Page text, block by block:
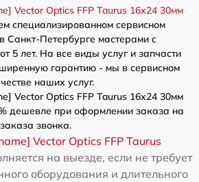
Vector Optics FFP Taurus 16x24 30мм
специализированном сервисном
Санкт-Петербурге мастерами с
5 лет. На все виды услуг и запчасти
гарантию - мы в сервисном
наших услуг.
Vector Optics FFP Taurus 16x24 30мм
дешевле при оформлении заказа на
звонка.
Vector Optics FFP Taurus
на выезде, если не требует
оборудования и длительного